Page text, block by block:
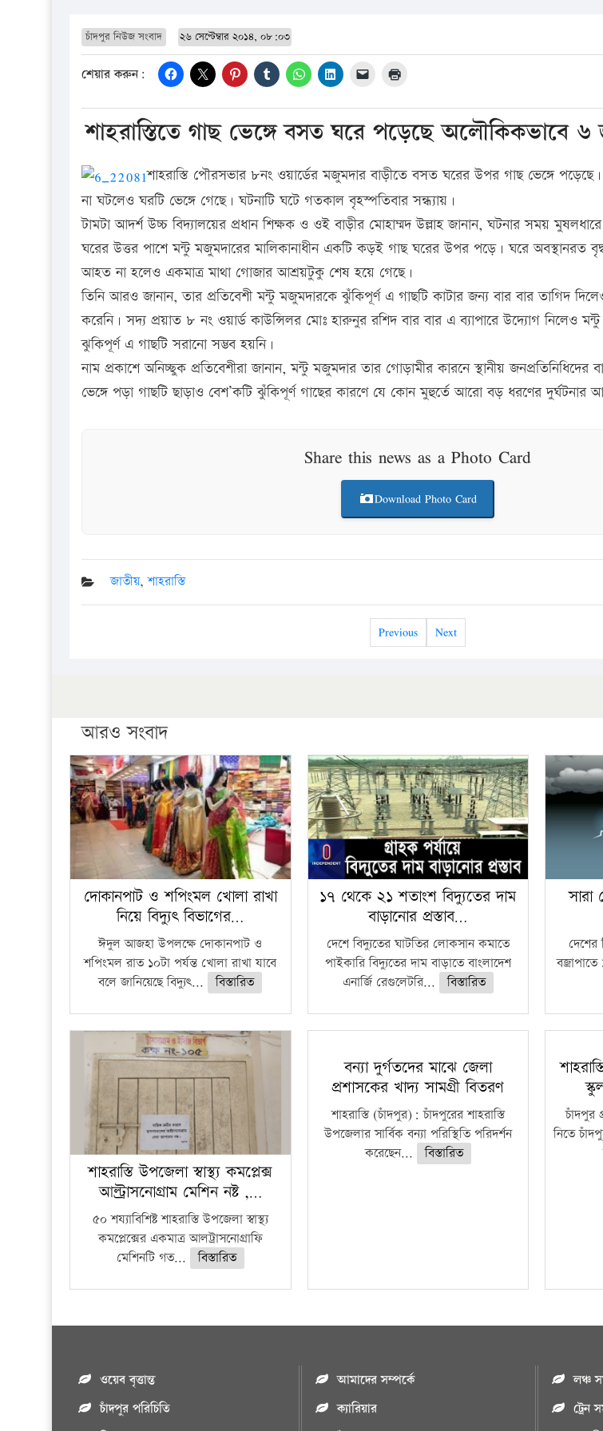
চাঁদপুর নিউজ সংবাদ ২৬ সেপ্টেম্বার ২০১৪, ০৮:০৩
শেয়ার করুন:
শাহরাস্তিতে গাছ ভেঙ্গে বসত ঘরে পড়েছে অলৌকিকভাবে ৬
শাহরাস্তি পৌরসভার ৮নং ওয়ার্ডের মজুমদার বাড়ীতে বসত ঘরের উপর গাছ ভেঙ্গে
না ঘটলেও ঘরটি ভেঙ্গে গেছে। ঘটনাটি ঘটে গতকাল বৃহস্পতিবার সন্ধ্যায়।
টামটা আদর্শ উচ্চ বিদ্যালয়ের প্রধান শিক্ষক ও ওই বাড়ীর মোহাম্মদ উল্লাহ জানান, ঘটনার সময়
ঘরের উত্তর পাশে মন্টু মজুমদারের মালিকানাধীন একটি কড়ই গাছ ঘরের উপর পড়ে। ঘরে অবস্থানরত
আহত না হলেও একমাত্র মাথা গোজার আশ্রয়টুকু শেষ হয়ে গেছে।
তিনি আরও জানান, তার প্রতিবেশী মন্টু মজুমদারকে ঝুঁকিপূর্ণ এ গাছটি কাটার জন্য বার বার তাগিদ
করেনি। সদ্য প্রয়াত ৮ নং ওয়ার্ড কাউন্সিলর মোঃ হারুনুর রশিদ বার বার এ ব্যাপারে উদ্যোগ নিলেও
ঝুকিপূর্ণ এ গাছটি সরানো সম্ভব হয়নি।
নাম প্রকাশে অনিচ্ছুক প্রতিবেশীরা জানান, মন্টু মজুমদার তার গোড়ামীর কারনে স্থানীয় জনপ্রতিনিধিদের
ভেঙ্গে পড়া গাছটি ছাড়াও বেশ’কটি ঝুঁকিপূর্ণ গাছের কারণে যে কোন মুহুর্তে আরো বড় ধরণের দুর্ঘটনার
Share this news as a Photo Card
Download Photo Card
জাতীয়,শাহরাস্তি
Previous Next
আরও সংবাদ
দোকানপাট ও শপিংমল খোলা রাখা
নিয়ে বিদ্যুৎ বিভাগের…
ঈদুল আজহা উপলক্ষে দোকানপাট ও
শপিংমল রাত ১০টা পর্যন্ত খোলা রাখা যাবে
বলে জানিয়েছে বিদ্যুৎ...
বিস্তারিত
১৭ থেকে ২১ শতাংশ বিদ্যুতের দাম
বাড়ানোর প্রস্তাব…
দেশে বিদ্যুতের ঘাটতির লোকসান কমাতে
পাইকারি বিদ্যুতের দাম বাড়াতে বাংলাদেশ
এনার্জি রেগুলেটরি...
বিস্তারিত
সারা
দেশের
শাহরাস্তি উপজেলা স্বাস্থ্য কমপ্লেক্স
আল্ট্রাসনোগ্রাম মেশিন নষ্ট ,…
৫০ শয্যাবিশিষ্ট শাহরাস্তি উপজেলা স্বাস্থ্য
কমপ্লেক্সের একমাত্র আলট্রাসনোগ্রাফি
মেশিনটি গত...
বিস্তারিত
বন্যা দুর্গতদের মাঝে জেলা
প্রশাসকের খাদ্য সামগ্রী বিতরণ
শাহরাস্তি (চাঁদপুর): চাঁদপুরের শাহরাস্তি
উপজেলার সার্বিক বন্যা পরিস্থিতি পরিদর্শন
করেছেন...
বিস্তারিত
চাঁদপুর
নিতে
ওয়েব বৃত্তান্ত
চাঁদপুর পরিচিতি
আমাদের সম্পর্কে
ক্যারিয়ার
লঞ্চ
ট্রেন